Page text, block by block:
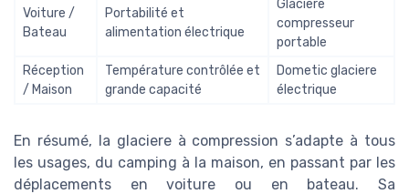
Voiture /
Bateau
Portabilité et
alimentation électrique
Glaciere
compresseur
portable
Réception
/ Maison
Température contrôlée et
grande capacité
Dometic glaciere
électrique
En résumé, la glaciere à compression s’adapte à tous
les usages, du camping à la maison, en passant par les
déplacements en voiture ou en bateau. Sa